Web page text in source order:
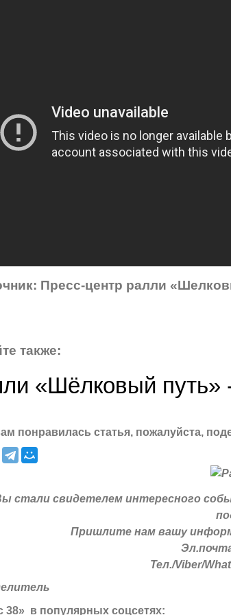
Пресс-центр ралли
также:
«Шёлковый путь»
понравилась статья, пожалуйста,
стали свидетелем интересного
Пришлите нам вашу
Тел./Viber/
38» в популярных соцсетях: